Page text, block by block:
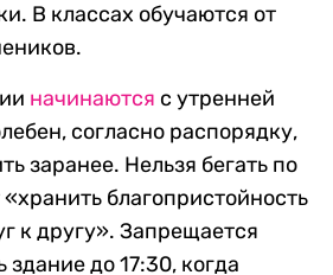
В классах обучаются от
начинаются с утренней
согласно распорядку,
заранее. Нельзя бегать по
благопристойность
к другу». Запрещается
здание до 17:30, когда